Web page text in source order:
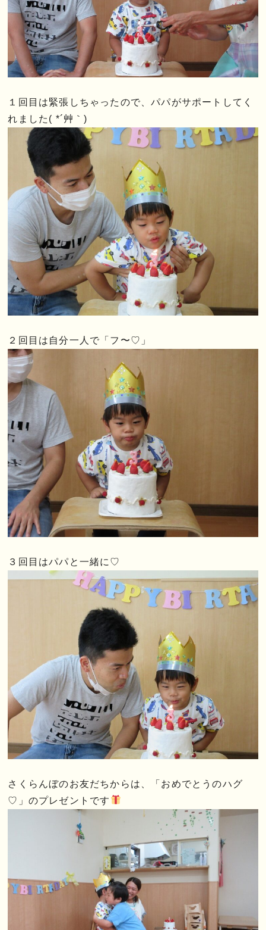
１回目は緊張しちゃったので、パパがサポートしてく
れました( *´艸｀)
２回目は自分一人で「フ〜♡」
３回目はパパと一緒に♡
さくらんぼのお友だちからは、「おめでとうのハグ
♡」のプレゼントです